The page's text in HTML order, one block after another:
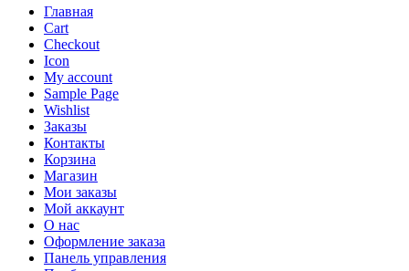
Главная
Cart
Checkout
Icon
My account
Sample Page
Wishlist
Заказы
Контакты
Корзина
Магазин
Мои заказы
Мой аккаунт
О нас
Оформление заказа
Панель управления